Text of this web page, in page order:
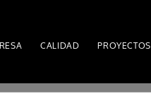
CALIDAD PROYECTOS